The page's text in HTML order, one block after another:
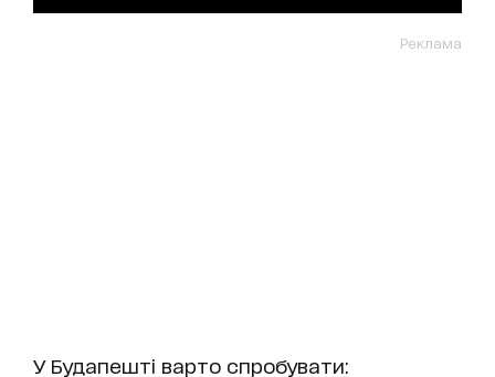
Реклама
У Будапешті варто спробувати: